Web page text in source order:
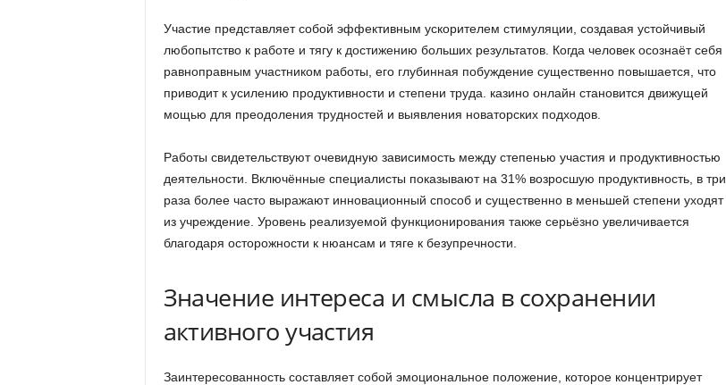
Участие представляет собой эффективным ускорителем стимуляции, создавая устойчивый
любопытство к работе и тягу к достижению больших результатов. Когда человек осознаёт себя
равноправным участником работы, его глубинная побуждение существенно повышается, что
приводит к усилению продуктивности и степени труда. казино онлайн становится движущей
мощью для преодоления трудностей и выявления новаторских подходов.
Работы свидетельствуют очевидную зависимость между степенью участия и продуктивностью
деятельности. Включённые специалисты показывают на 31% возросшую продуктивность, в три
раза более часто выражают инновационный способ и существенно в меньшей степени уходят
из учреждение. Уровень реализуемой функционирования также серьёзно увеличивается
благодаря осторожности к нюансам и тяге к безупречности.
Значение интереса и смысла в сохранении
активного участия
Заинтересованность составляет собой эмоциональное положение, которое концентрирует